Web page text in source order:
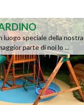
luogo speciale della nostra
parte di noi lo ...